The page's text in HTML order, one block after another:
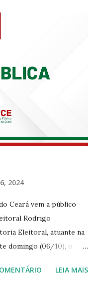
2024
Ceará vem a público
Rodrigo
Eleitoral, atuante na
domingo (06/10), o
de um candidato aLEIA MAIS